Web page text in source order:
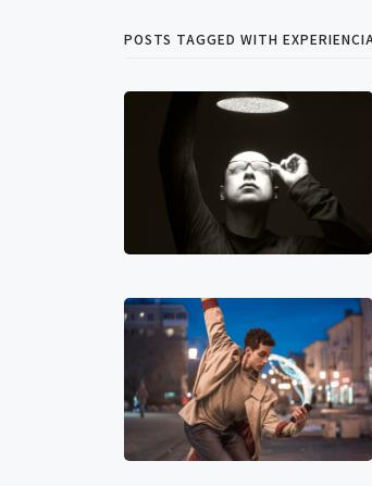
POSTS TAGGED WITH